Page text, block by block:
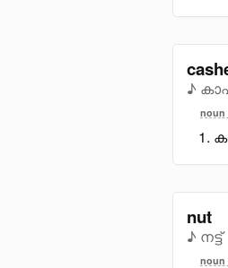
♪
noun
nut
♪ നട്ട്
noun